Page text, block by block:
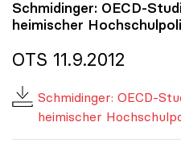
Schmidinger: OECD-
heimischer
OTS 11.9.2012
Schmidinger: OECD-
heimischer